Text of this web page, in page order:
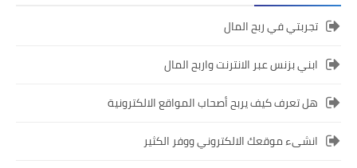
تجربتي في ربح المال
ابني بزنس عبر الانترنت واربح المال
هل تعرف كيف يربح أصحاب المواقع الالكترونية
انشىء موقعك الالكتروني ووفر الكثير